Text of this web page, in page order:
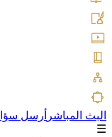
البث المباشر أرسل
☰